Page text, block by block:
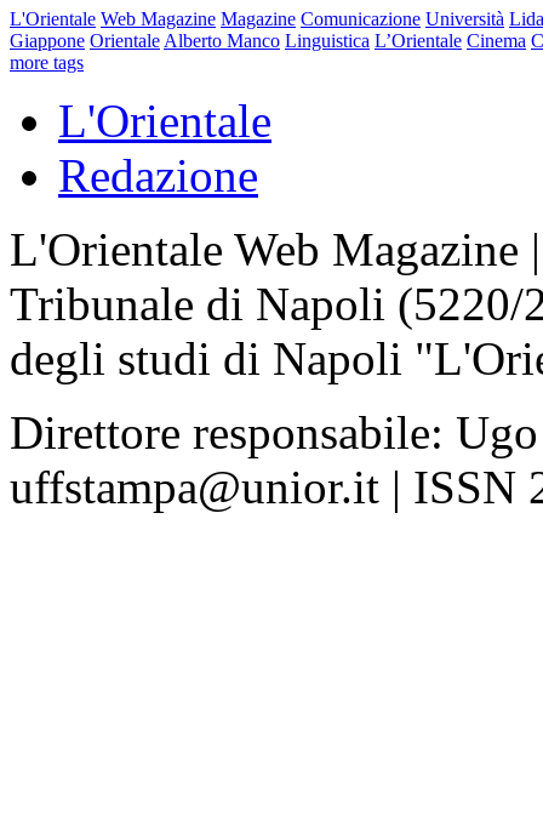
L'Orientale Web Magazine Magazine Comunicazione Università
Giappone Orientale Alberto Manco Linguistica L’Orientale Cinema
more tags
L'Orientale
Redazione
L'Orientale Web Magazine
Tribunale di Napoli
degli studi di Napoli
Direttore responsabile:
uffstampa@unior.it | ISSN